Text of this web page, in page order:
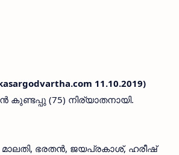
11.10.2019)
കുണ്ടപ്പു (75) നിര്യാതനായി.
മാലതി, ഭരതന്‍, ജയപ്രകാശ്, ഹരീഷ്